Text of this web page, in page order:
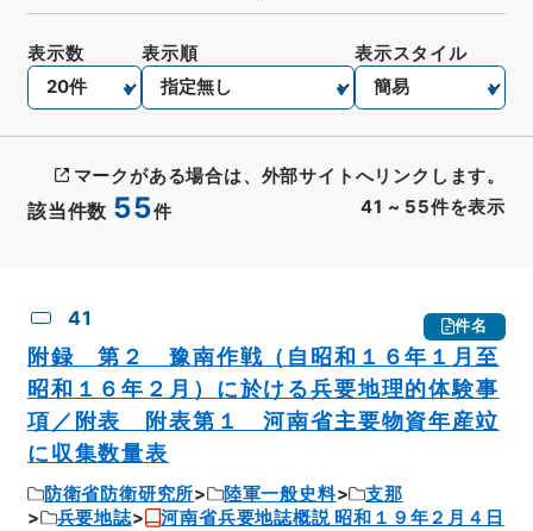
該当件数 55件 41 ~ 55件を表示
表示数 表示順 表示スタイル
マークがある場合は、外部サイトへリンクします。
41 件名
附録 第２ 豫南作戦（自昭和１６年１月至
昭和１６年２月）に於ける兵要地理的体験事
項／附表 附表第１ 河南省主要物資年産竝
に収集数量表
防衛省防衛研究所 陸軍一般史料
支那
兵要地誌
河南省兵要地誌概説 昭和１９年２月４日